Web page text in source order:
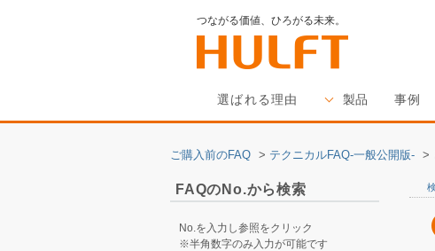
つながる価値、ひろがる未来。
選ばれる理由 製品 事例
ご購入前のFAQ > テクニカルFAQ-一般公開版- >
FAQのNo.から検索
No.を入力し参照をクリック
※半角数字のみ入力が可能です